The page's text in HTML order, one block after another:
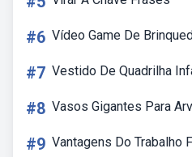
#6 Vídeo Game De
#7 Vestido De Quadrilha
#8 Vasos Gigantes Para
#9 Vantagens Do Trabalho